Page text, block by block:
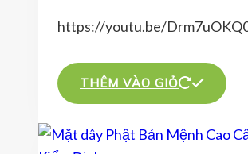
https://youtu.be/
THÊM VÀO GIỎ